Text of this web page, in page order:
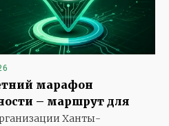
марафон
– маршрут для
Ханты-